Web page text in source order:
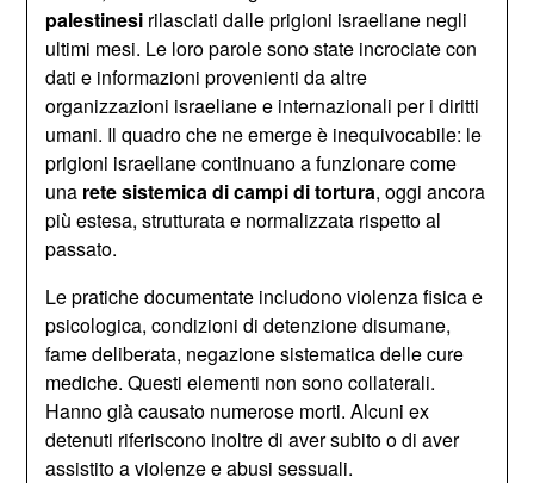
palestinesi rilasciati dalle prigioni israeliane negli
ultimi mesi. Le loro parole sono state incrociate con
dati e informazioni provenienti da altre
organizzazioni israeliane e internazionali per i diritti
umani. Il quadro che ne emerge è inequivocabile: le
prigioni israeliane continuano a funzionare come
una rete sistemica di campi di tortura, oggi ancora
più estesa, strutturata e normalizzata rispetto al
passato.
Le pratiche documentate includono violenza fisica e
psicologica, condizioni di detenzione disumane,
fame deliberata, negazione sistematica delle cure
mediche. Questi elementi non sono collaterali.
Hanno già causato numerose morti. Alcuni ex
detenuti riferiscono inoltre di aver subito o di aver
assistito a violenze e abusi sessuali.